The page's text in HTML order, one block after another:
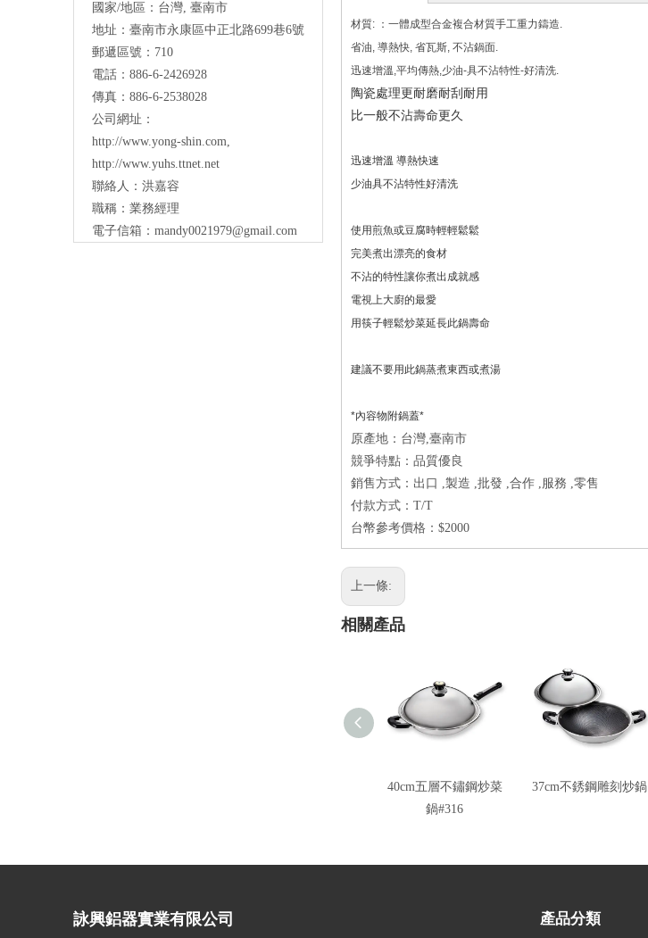
國家/地區：台灣, 臺南市
地址： 臺南市永康區中正北路699巷6號
郵遞區號：710
電話：886-6-2426928
傳真：886-6-2538028
公司網址：
http://www.yong-shin.com,
http://www.yuhs.ttnet.net
聯絡人：洪嘉容
職稱：業務經理
電子信箱： mandy0021979@gmail.com
材質: ：一體成型合金複合材質手工重力鑄造.
省油, 導熱快, 省瓦斯, 不沾鍋面.
迅速增溫,平均傳熱,少油-具不沾特性-好清洗.
陶瓷處理更耐磨耐刮耐用
比一般不沾壽命更久
迅速增溫 導熱快速
少油具不沾特性好清洗
使用煎魚或豆腐時輕輕鬆鬆
完美煮出漂亮的食材
不沾的特性讓你煮出成就感
電視上大廚的最愛
用筷子輕鬆炒菜延長此鍋壽命
建議不要用此鍋蒸煮東西或煮湯
*內容物附鍋蓋*
原產地：台灣,臺南市
競爭特點：品質優良
銷售方式：出口 ,製造 ,批發 ,合作 ,服務 ,零售
付款方式：T/T
台幣參考價格：$2000
上一條:
相關產品
40cm五層不鏽鋼炒菜
鍋#316
37cm不銹鋼雕刻炒鍋
詠興鋁器實業有限公司 產品分類